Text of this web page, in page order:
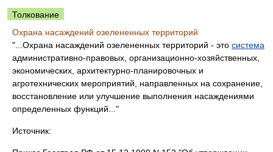
Толкование
Охрана насаждений озелененных территорий
"...Охрана насаждений озелененных территорий - это система
административно-правовых, организационно-хозяйственных,
экономических, архитектурно-планировочных и
агротехнических мероприятий, направленных на сохранение,
восстановление или улучшение выполнения насаждениями
определенных функций..."
Источник: